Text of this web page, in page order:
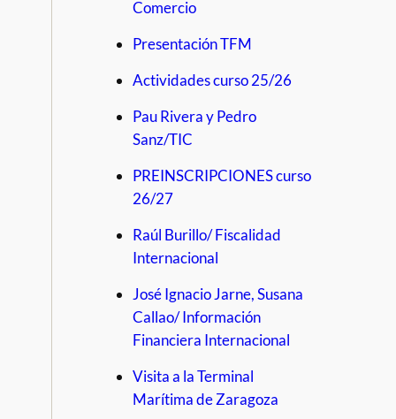
Comercio
Presentación TFM
Actividades curso 25/26
Pau Rivera y Pedro
Sanz/TIC
PREINSCRIPCIONES curso
26/27
Raúl Burillo/ Fiscalidad
Internacional
José Ignacio Jarne, Susana
Callao/ Información
Financiera Internacional
Visita a la Terminal
Marítima de Zaragoza